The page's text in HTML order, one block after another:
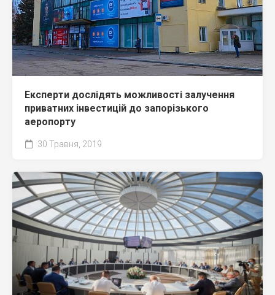
Експерти дослідять можливості залучення
приватних інвестицій до запорізького
аеропорту
30 Травня, 2019